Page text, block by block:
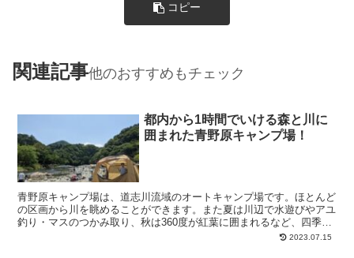
コピー
関連記事他のおすすめもチェック
都内から1時間でいける森と川に
囲まれた青野原キャンプ場！
青野原キャンプ場は、道志川流域のオートキャンプ場です。ほとんど
の区画から川を眺めることができます。また夏は川辺で水遊びやアユ
釣り・マスのつかみ取り、秋は360度が紅葉に囲まれるなど、四季
2023.07.15